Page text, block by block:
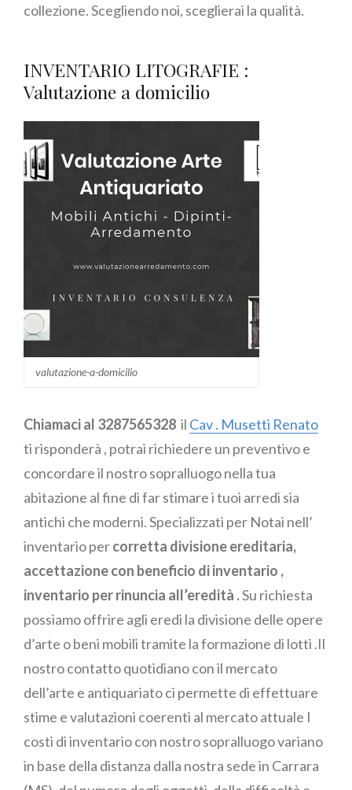
collezione. Scegliendo noi, sceglierai la qualità.
INVENTARIO LITOGRAFIE :
Valutazione a domicilio
valutazione-a-domicilio
Chiamaci al 3287565328 il Cav . Musetti Renato
ti risponderà , potrai richiedere un preventivo e
concordare il nostro sopralluogo nella tua
abitazione al fine di far stimare i tuoi arredi sia
antichi che moderni. Specializzati per Notai nell’
inventario percorretta divisione ereditaria,
accettazione con beneficio di inventario ,
inventario per rinuncia all’eredità .Su richiesta
possiamo offrire agli eredi la divisione delle opere
d’arte o beni mobili tramite la formazione di lotti .Il
nostro contatto quotidiano con il mercato
dell’arte e antiquariato ci permette di effettuare
stime e valutazioni coerenti al mercato attuale I
costi di inventario con nostro sopralluogo variano
in base della distanza dalla nostra sede in Carrara